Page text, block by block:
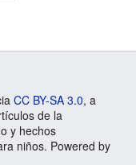
CC BY-SA 3.0, a
de la
y hechos
niños. Powered by